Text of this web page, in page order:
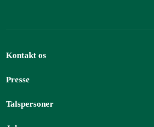
Kontakt os
Presse
Talspersoner